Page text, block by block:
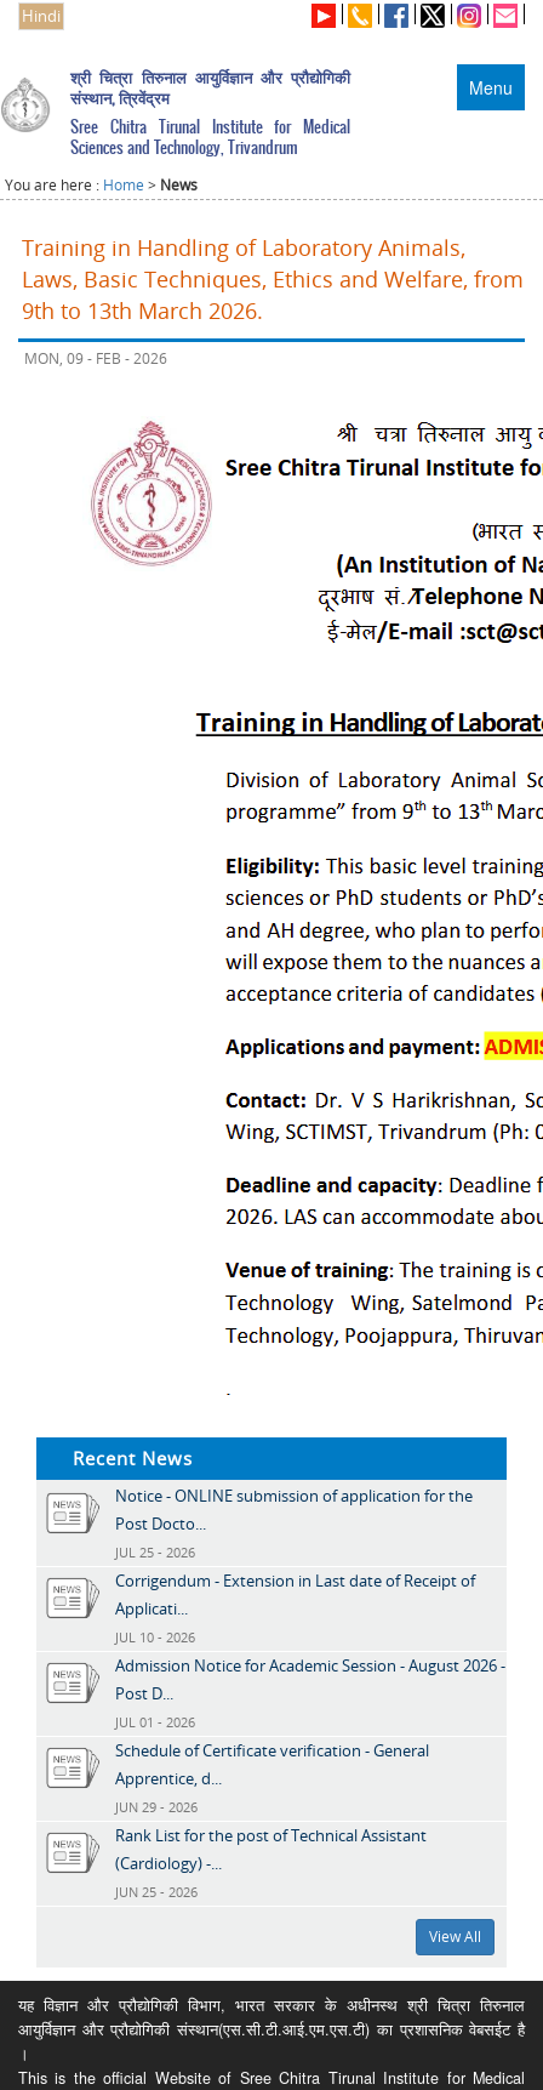
Hindi
Menu
श्री चित्रा तिरुनाल आयुर्विज्ञान और प्रौद्योगिकी
संस्थान, त्रिवेंद्रम
Sree Chitra Tirunal Institute for Medical
Sciences and Technology, Trivandrum
You are here : Home > News
Training in Handling of Laboratory Animals,
Laws, Basic Techniques, Ethics and Welfare, from
9th to 13th March 2026.
MON, 09 - FEB - 2026
Recent News
Notice - ONLINE submission of application for the
Post Docto...
JUL 25 - 2026
Corrigendum - Extension in Last date of Receipt of
Applicati...
JUL 10 - 2026
Admission Notice for Academic Session - August 2026 -
Post D...
JUL 01 - 2026
Schedule of Certificate verification - General
Apprentice, d...
JUN 29 - 2026
Rank List for the post of Technical Assistant
(Cardiology) -...
JUN 25 - 2026
View All
यह विज्ञान और प्रौद्योगिकी विभाग, भारत सरकार के अधीनस्थ श्री चित्रा तिरुनाल
आयुर्विज्ञान और प्रौद्योगिकी संस्थान(एस.सी.टी.आई.एम.एस.टी) का प्रशासनिक वेबसईट है
।
This is the official Website of Sree Chitra Tirunal Institute for Medical